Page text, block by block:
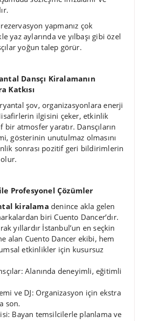
yapmanız çok
yaz aylarında ve yılbaşı gibi özel
yoğun talep görür.
Dansçı Kiralamanın
Katkısı
şov, organizasyonlara enerji
ilgisini çeker, etkinlik
atmosfer yaratır. Dansçıların
gösterinin unutulmaz olmasını
sonrası pozitif geri bildirimlerin
Profesyonel Çözümler
kiralama denince akla gelen
biri Cuento Dancer’dır.
yıllardır İstanbul’un en seçkin
alan Cuento Dancer ekibi, hem
etkinlikler için kusursuz
Alanında deneyimli, eğitimli
ve DJ: Organizasyon için ekstra
son.
Bayan temsilcilerle planlama ve